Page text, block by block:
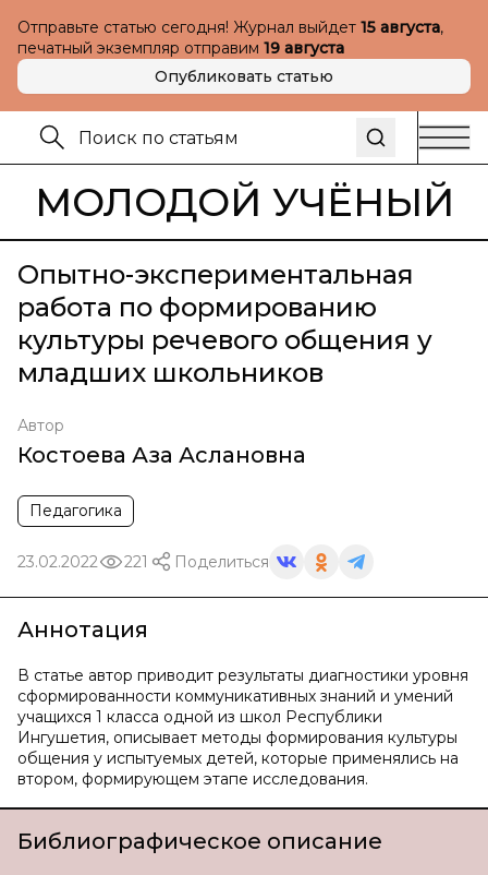
Отправьте статью сегодня! Журнал выйдет 15 августа,
печатный экземпляр отправим 19 августа
Опубликовать статью
МОЛОДОЙ УЧЁНЫЙ
Опытно-экспериментальная
работа по формированию
культуры речевого общения у
младших школьников
Автор
Костоева Аза Аслановна
Педагогика
23.02.2022 221 Поделиться
Аннотация
В статье автор приводит результаты диагностики уровня
сформированности коммуникативных знаний и умений
учащихся 1 класса одной из школ Республики
Ингушетия, описывает методы формирования культуры
общения у испытуемых детей, которые применялись на
втором, формирующем этапе исследования.
Библиографическое описание